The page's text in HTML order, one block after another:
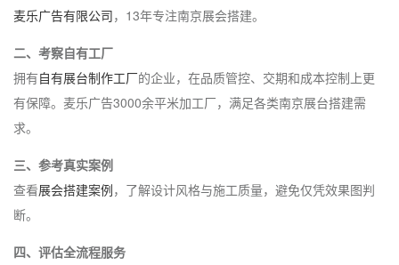
麦乐广告有限公司，13年专注南京展会搭建。
二、考察自有工厂
拥有自有展台制作工厂的企业，在品质管控、交期和成本控制上更
有保障。麦乐广告3000余平米加工厂，满足各类南京展台搭建需
求。
三、参考真实案例
查看展会搭建案例，了解设计风格与施工质量，避免仅凭效果图判
断。
四、评估全流程服务